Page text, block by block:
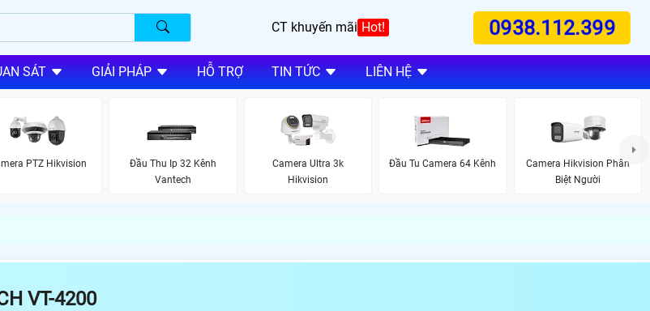
CT khuyến mãi Hot! 0938.112.399
SÁT GIẢI PHÁP HỖ TRỢ TIN TỨC LIÊN HỆ
PTZ Hikvision
Đầu Thu Ip 32 Kênh
Vantech
Camera Ultra 3k
Hikvision
Đầu Tu Camera 64 Kênh
Camera Hikvision Phân
Biệt Người
VT-4200